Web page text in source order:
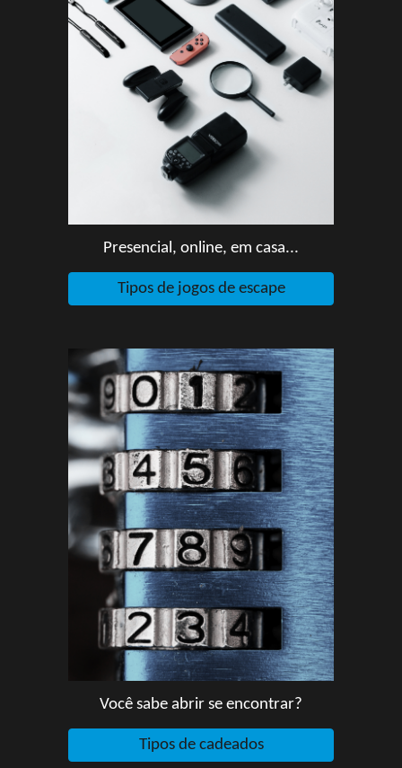
Presencial, online, em casa...
Tipos de jogos de escape
Você sabe abrir se encontrar?
Tipos de cadeados